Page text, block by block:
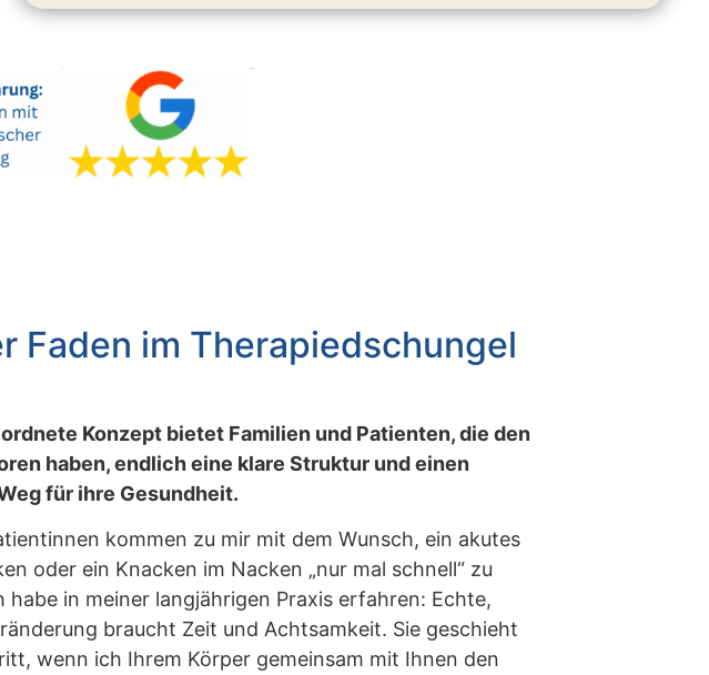
Faden im Therapiedschungel
Konzept bietet Familien und Patienten, die den
haben, endlich eine klare Struktur und einen
für ihre Gesundheit.
kommen zu mir mit dem Wunsch, ein akutes
oder ein Knacken im Nacken „nur mal schnell“ zu
habe in meiner langjährigen Praxis erfahren: Echte,
braucht Zeit und Achtsamkeit. Sie geschieht
wenn ich Ihrem Körper gemeinsam mit Ihnen den